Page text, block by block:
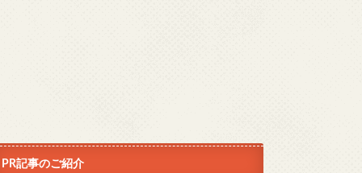
PR記事のご紹介